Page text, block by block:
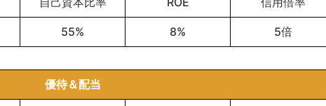
55% 8% 5倍
優待＆配当